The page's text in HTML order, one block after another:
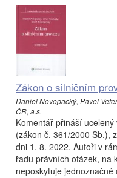
Zákon o silničním
Daniel Novopacký, Pavel
ČR, a.s.
Komentář přináší
(zákon č. 361/2000 Sb.),
dni 1. 8. 2022. Autoři v
řadu právních otázek, na
neposkytuje